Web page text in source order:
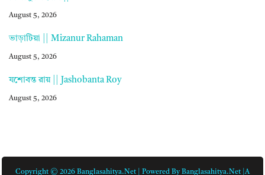
August 5, 2026
ভাড়াটিয়া || Mizanur Rahaman
August 5, 2026
যশোবন্ত রায় || Jashobanta Roy
August 5, 2026
Copyright © 2026 Banglasahitya.net | Powered By Banglasahitya.net |A